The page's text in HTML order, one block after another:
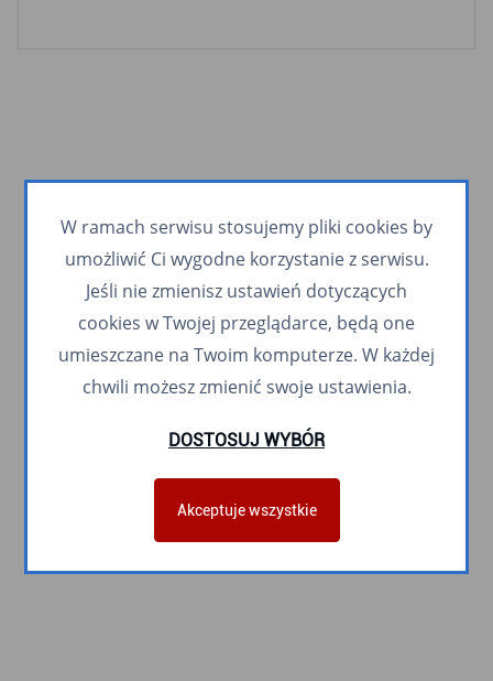
W ramach serwisu stosujemy pliki cookies by
umożliwić Ci wygodne korzystanie z serwisu.
Jeśli nie zmienisz ustawień dotyczących
cookies w Twojej przeglądarce, będą one
umieszczane na Twoim komputerze. W każdej
chwili możesz zmienić swoje ustawienia.
DOSTOSUJ WYBÓR
Akceptuje wszystkie